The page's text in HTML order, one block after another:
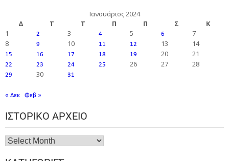
Ιανουάριος 2024
Δ
Τ Τ Π Π Σ
Κ
1
2 3 4 5 6
7
8
9 10 11 12 13 14
15 16 17 18 19 20 21
22 23 24 25 26 27 28
29 30 31
« Δεκ Φεβ »
ΙΣΤΟΡΙΚΌ ΑΡΧΕΊΟ